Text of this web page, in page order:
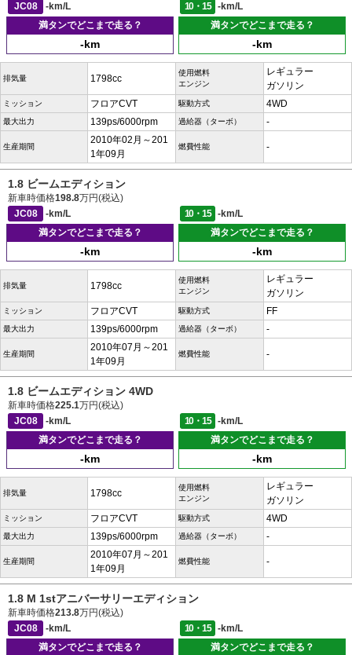
JC08
-km/L 10・15
-km/L
満タンでどこまで走る？
-km
満タンでどこまで走る？
-km
排気量 1798cc
使用燃料
エンジン
レギュラー
ガソリン
ミッション フロアCVT 駆動方式 4WD
最大出力 139ps/6000rpm 過給器（ターボ） -
生産期間
2010年02月～201
1年09月
燃費性能 -
1.8 ビームエディション
新車時価格198.8万円(税込)
JC08
-km/L 10・15
-km/L
満タンでどこまで走る？
-km
満タンでどこまで走る？
-km
排気量 1798cc
使用燃料
エンジン
レギュラー
ガソリン
ミッション フロアCVT 駆動方式 FF
最大出力 139ps/6000rpm 過給器（ターボ） -
生産期間
2010年07月～201
1年09月
燃費性能 -
1.8 ビームエディション 4WD
新車時価格225.1万円(税込)
JC08
-km/L 10・15
-km/L
満タンでどこまで走る？
-km
満タンでどこまで走る？
-km
排気量 1798cc
使用燃料
エンジン
レギュラー
ガソリン
ミッション フロアCVT 駆動方式 4WD
最大出力 139ps/6000rpm 過給器（ターボ） -
生産期間
2010年07月～201
1年09月
燃費性能 -
1.8 M 1stアニバーサリーエディション
新車時価格213.8万円(税込)
JC08
-km/L 10・15
-km/L
満タンでどこまで走る？
満タンでどこまで走る？